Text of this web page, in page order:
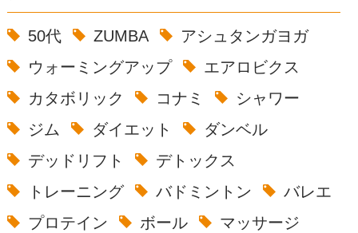
50代 ZUMBA
アシュタンガヨガ
ウォーミングアップ
エアロビクス
カタボリック
コナミ
シャワー
ジム
ダイエット
ダンベル
デッドリフト
デトックス
トレーニング
バドミントン
バレエ
プロテイン
ボール
マッサージ